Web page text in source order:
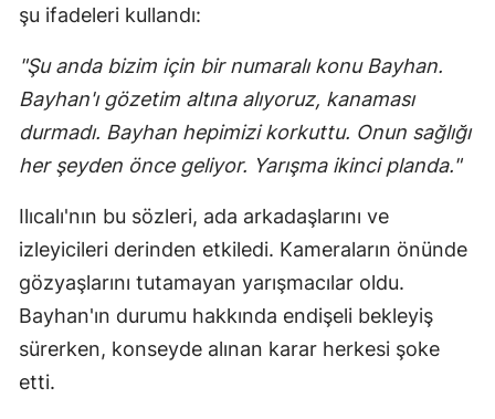
şu ifadeleri kullandı:
"Şu anda bizim için bir numaralı konu Bayhan.
Bayhan'ı gözetim altına alıyoruz, kanaması
durmadı. Bayhan hepimizi korkuttu. Onun sağlığı
her şeyden önce geliyor. Yarışma ikinci planda."
Ilıcalı'nın bu sözleri, ada arkadaşlarını ve
izleyicileri derinden etkiledi. Kameraların önünde
gözyaşlarını tutamayan yarışmacılar oldu.
Bayhan'ın durumu hakkında endişeli bekleyiş
sürerken, konseyde alınan karar herkesi şoke
etti.